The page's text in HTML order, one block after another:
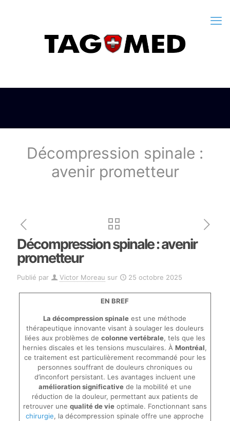
Décompression spinale :
avenir prometteur
Décompression spinale : avenir
prometteur
Publié par Victor Moreau sur 25 octobre 2025
EN BREF
La décompression spinale est une méthode
thérapeutique innovante visant à soulager les douleurs
liées aux problèmes de colonne vertébrale, tels que les
hernies discales et les tensions musculaires. ÀMontréal,
ce traitement est particulièrement recommandé pour les
personnes souffrant de douleurs chroniques ou
d’inconfort persistant. Les avantages incluent une
amélioration significativede la mobilité et une
réduction de la douleur, permettant aux patients de
retrouver une qualité de vieoptimale. Fonctionnant sans
chirurgie, la décompression spinale offre une approche